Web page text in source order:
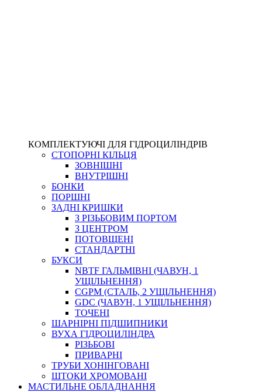
КОМПЛЕКТУЮЧІ ДЛЯ ГІДРОЦИЛІНДРІВ
СТОПОРНІ КІЛЬЦЯ
ЗОВНІШНІ
ВНУТРІШНІ
БОНКИ
ПОРШНІ
ЗАДНІ КРИШКИ
З РІЗЬБОВИМ ПОРТОМ
З ЦЕНТРОМ
ПОТОВЩЕНІ
СТАНДАРТНІ
БУКСИ
NBTF ГАЛЬМІВНІ (ЧАВУН, 1
УЩІЛЬНЕННЯ)
CGPM (СТАЛЬ, 2 УЩІЛЬНЕННЯ)
GDC (ЧАВУН, 1 УЩІЛЬНЕННЯ)
ТОЧЕНІ
ШАРНІРНІ ПІДШИПНИКИ
ВУХА ГІДРОЦИЛІНДРА
РІЗЬБОВІ
ПРИВАРНІ
ТРУБИ ХОНІНГОВАНІ
ШТОКИ ХРОМОВАНІ
МАСТИЛЬНЕ ОБЛАДНАННЯ